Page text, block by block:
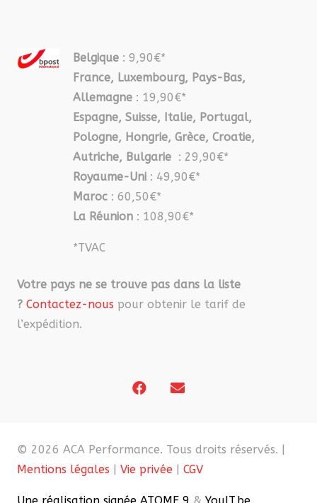
Belgique : 9,90€*
France, Luxembourg, Pays-Bas,
Allemagne : 19,90€*
Espagne, Suisse, Italie, Portugal,
Pologne, Hongrie, Grèce, Croatie,
Autriche, Bulgarie : 29,90€*
Royaume-Uni : 49,90€*
Maroc : 60,50€*
La Réunion : 108,90€*
*TVAC
Votre pays ne se trouve pas dans la liste
? Contactez-nous pour obtenir le tarif de
l’expédition.
© 2026 ACA Performance. Tous droits réservés. |
Mentions légales | Vie privée | CGV